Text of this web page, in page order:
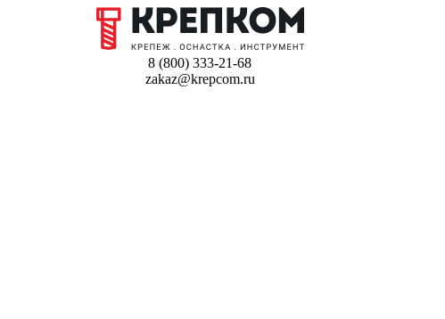
8 (800) 333-21-68
zakaz@krepcom.ru